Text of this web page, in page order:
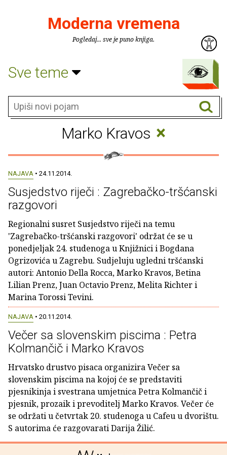
Moderna vremena
Pogledaj... sve je puno knjiga.
Sve teme
Marko Kravos ×
NAJAVA • 24.11.2014.
Susjedstvo riječi : Zagrebačko-tršćanski
razgovori
Regionalni susret Susjedstvo riječi na temu
'Zagrebačko-tršćanski razgovori' održat će se u
ponedjeljak 24. studenoga u Knjižnici i Bogdana
Ogrizovića u Zagrebu. Sudjeluju ugledni tršćanski
autori: Antonio Della Rocca, Marko Kravos, Betina
Lilian Prenz, Juan Octavio Prenz, Melita Richter i
Marina Torossi Tevini.
NAJAVA • 20.11.2014.
Večer sa slovenskim piscima : Petra
Kolmančič i Marko Kravos
Hrvatsko drustvo pisaca organizira Večer sa
slovenskim piscima na kojoj će se predstaviti
pjesnikinja i svestrana umjetnica Petra Kolmančič i
pjesnik, prozaik i prevoditelj Marko Kravos. Večer će
se održati u četvrtak 20. studenoga u Cafeu u dvorištu.
S autorima će razgovarati Darija Žilić.